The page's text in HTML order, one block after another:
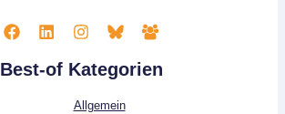
Best-of Kategorien
Allgemein